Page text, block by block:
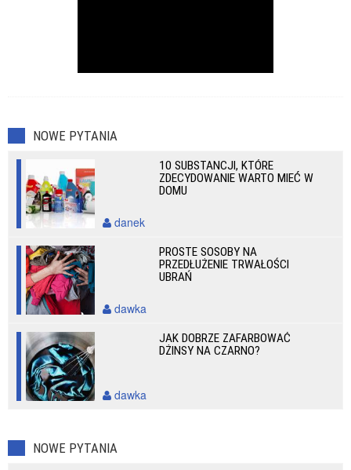
NOWE PYTANIA
10 SUBSTANCJI, KTÓRE
ZDECYDOWANIE WARTO MIEĆ W
DOMU
danek
PROSTE SOSOBY NA
PRZEDŁUŻENIE TRWAŁOŚCI
UBRAŃ
dawka
JAK DOBRZE ZAFARBOWAĆ
DŻINSY NA CZARNO?
dawka
NOWE PYTANIA